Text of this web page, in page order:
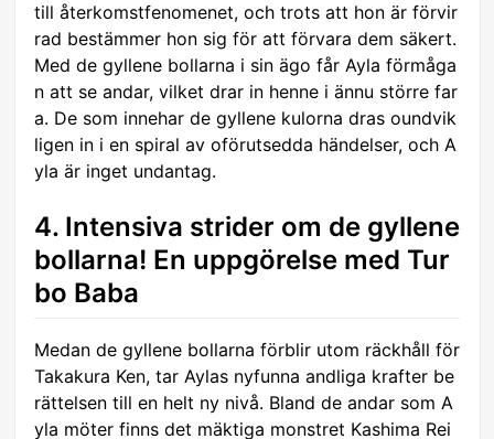
till återkomstfenomenet, och trots att hon är förvir
rad bestämmer hon sig för att förvara dem säkert.
Med de gyllene bollarna i sin ägo får Ayla förmåga
n att se andar, vilket drar in henne i ännu större far
a. De som innehar de gyllene kulorna dras oundvik
ligen in i en spiral av oförutsedda händelser, och A
yla är inget undantag.
4. Intensiva strider om de gyllene
bollarna! En uppgörelse med Tur
bo Baba
Medan de gyllene bollarna förblir utom räckhåll för
Takakura Ken, tar Aylas nyfunna andliga krafter be
rättelsen till en helt ny nivå. Bland de andar som A
yla möter finns det mäktiga monstret Kashima Rei